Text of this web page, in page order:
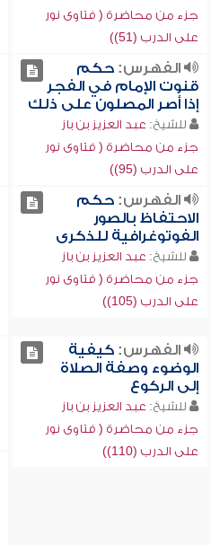
جزء من محاضرة ( فتاوى نور
على الدرب (51))
الفهرس:حكم
قنوت الإمام في الفجر
إذا أصر المصلون على ذلك
للشيخ: عبد العزيز بن باز
جزء من محاضرة ( فتاوى نور
على الدرب (95))
الفهرس:حكم
الاحتفاظ بالصور
الفوتوغرافية للذكرى
للشيخ: عبد العزيز بن باز
جزء من محاضرة ( فتاوى نور
على الدرب (105))
الفهرس:كيفية
الوضوء وصفة الصلاة
إلى الركوع
للشيخ: عبد العزيز بن باز
جزء من محاضرة ( فتاوى نور
على الدرب (110))